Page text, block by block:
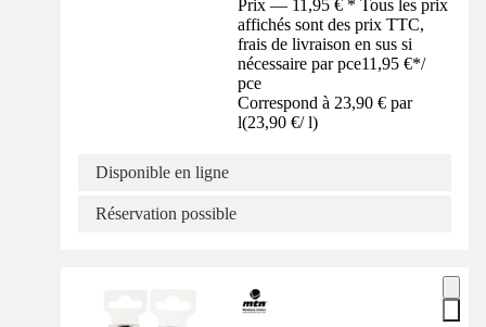
Prix — 11,95 € * Tous les prix
affichés sont des prix TTC,
frais de livraison en sus si
nécessaire par pce11,95 €*/
pce
Correspond à 23,90 € par
l(23,90 €/ l)
Disponible en ligne
Réservation possible